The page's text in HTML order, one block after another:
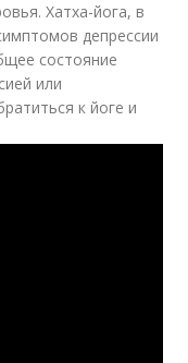
Хатха-йога, в
депрессии
состояние
или
к йоге и